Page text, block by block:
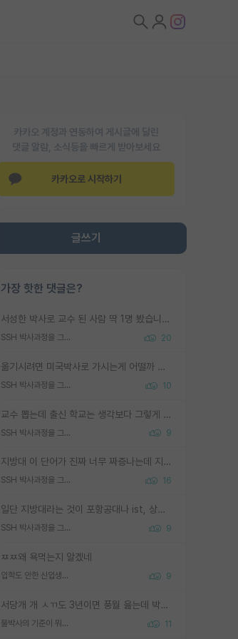
카카오 계정과 연동하여 게시글에 달린
댓글 알람, 소식등을 빠르게 받아보세요
카카오로 시작하기
글쓰기
가장 핫한 댓글은?
서성한 박사로 교수 된 사람 딱 1명 봤습니다. 근데 지방대 박사로 교수된 거는 기적이 일어나야되요. 서성한 학부부터여도 빡센게 교수임용일텐데 지방대박사로 무슨 교수가 되나요...... 중소기업/중견기업 팀장급/연구소장급이나 될거 같네요.
SSH 박사과정을 그만두고 지방대 박사로 옮기면 교수의 꿈은 끝일까요? 20
옮기시려면 미국박사로 가시는게 어떨까 싶네요. 교수가 꿈이면 미국박사 하고 미국교수 까지 같이 노리시는게 기회가 많지 않을까요?
SSH 박사과정을 그만두고 지방대 박사로 옮기면 교수의 꿈은 끝일까요? 10
교수 뽑는데 출신 학교는 생각보다 그렇게 안 봄. 앞으로는 더 안 보게 될거임. 박사는 어디서 진행해도 됨. 단, 제대로 쌓고 좋은 실적 만들 수 있다면. 그런데 지방대는 그럴 가능성이 지극히 낮음. 나만 열심히 잘 하면 된다? 인간은 주변 환경에 지배되는 나약한 존재임. 주변의 지방대 대학원생과 섞이고 지방 특유의 여유로움 또는 나쁘게 얘기해서 나태함에 젖어 살다보면 교수의 꿈 자체를 잊어버리게 될 가능성도 있음. 주변 환경이 70~80%임.
SSH 박사과정을 그만두고 지방대 박사로 옮기면 교수의 꿈은 끝일까요? 9
지방대 이 단어가 진짜 너무 짜증나는데 지방대면 다 그냥 쓰레기인가요? 무슨 말 같지도 않은 댓글들이 있는건지??? 지방에도 충분히 좋은 대학 많고 충분히 잘하는 교수님들 많습니다 포항공대 4개 IST 대표 지거국들 여기 모두 다 지방에 있고 여기 출신들 중에 교수하는 분들 적지 않습니다 지거국 출신이 무슨 교수를 하냐?라고 생각할 사람들 많은데 상위 대표 지거국에 아웃라이어들 많습니다 결국 개인의 연구역량과 실적이 중요합니다 이 역량을 펼치는데 있어서 지도교수와의 합도 중요합니다. 그리고 경력이 필요하면 해외포닥까지 다녀오세요
SSH 박사과정을 그만두고 지방대 박사로 옮기면 교수의 꿈은 끝일까요? 16
일단 지방대라는 것이 포항공대나 ist, 상위 지거국은 아니라고 생각하겠습니다. 그런곳은 서성한에 비해 소위 대학 네임밸류가 크게 뒤떨어지지는 않으니까요. 대학 이름이 중요하냐? 당연합니다. 대학 이름이 좋아서 좋은 아웃풋이 나오는 것이냐, 좋은 대학은 좋은 사람과 좋은 기회가 몰려있으니 아웃풋도 자연스럽게 좋아지는 것이냐? 대답하기 어려운 문제입니다. 아직 한국 사회에서 학벌을 보는 것도, 특히 이공계를 중심으로 학벌보다는 실적 위주라는 분위기가 형성되는 것도 사실입니다. 지방대 출신으로 전임교수가 될수 있느냐? 가능 불가능을 따지면 당연히 가능입니다. 지방대 박사 출신으로 전임교원이 된 경우가 실제로 있으니까요. 현실적인 가능성이 있느냐? 지금 이정도 대학의 교수가 되고싶다고 생각되는 대학 들어가서 컴공과 교수 목록 켜고 박사 어디서 받았는지 쭉 한번 보세요. 냉정하게 지방대 출신인 분들이 많지는 않으실겁니다.
SSH 박사과정을 그만두고 지방대 박사로 옮기면 교수의 꿈은 끝일까요? 9
ㅉㅉ왜 욕먹는지 알겠네
입학도 안한 신입생이 원래 관심을 받나요 9
서당개 개 ㅅㄲ도 3년이면 풍월 읊는데 박사 5년 이상 대리고 있으면서 물된건 교수 탓 맞는ㄱ게 거기가 서당이 아니란 소리임
물박사의 기준이 뭐임? 11